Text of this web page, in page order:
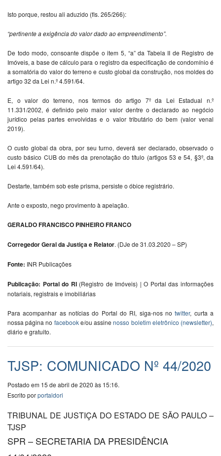
Isto porque, restou ali aduzido (fls. 265/266):
“pertinente a exigência do valor dado ao empreendimento”.
De todo modo, consoante dispõe o item 5, “a” da Tabela II de Registro de
Imóveis, a base de cálculo para o registro da especificação de condomínio é
a somatória do valor do terreno e custo global da construção, nos moldes do
artigo 32 da Lei n.º 4.591/64.
E, o valor do terreno, nos termos do artigo 7º da Lei Estadual n.º
11.331/2002, é definido pelo maior valor dentre o declarado ao negócio
jurídico pelas partes envolvidas e o valor tributário do bem (valor venal
2019).
O custo global da obra, por seu turno, deverá ser declarado, observado o
custo básico CUB do mês da prenotação do título (artigos 53 e 54, §3º, da
Lei 4.591/64).
Destarte, também sob este prisma, persiste o óbice registrário.
Ante o exposto, nego provimento à apelação.
GERALDO FRANCISCO PINHEIRO FRANCO
Corregedor Geral da Justiça e Relator. (DJe de 31.03.2020 – SP)
Fonte: INR Publicações
Publicação: Portal do RI(Registro de Imóveis) | O Portal das informações
notariais, registrais e imobiliárias
Para acompanhar as notícias do Portal do RI, siga-nos notwitter, curta a
nossa página no facebooke/ou assinenosso boletim eletrônico (newsletter),
diário e gratuito.
TJSP: COMUNICADO Nº 44/2020
Postado em 15 de abril de 2020 às 15:16.
Escrito porportaldori
TRIBUNAL DE JUSTIÇA DO ESTADO DE SÃO PAULO –
TJSP
SPR – SECRETARIA DA PRESIDÊNCIA